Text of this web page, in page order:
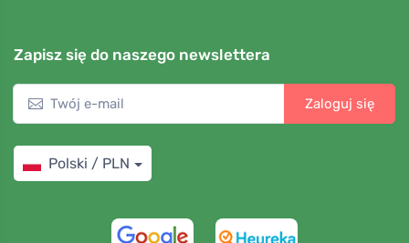
Zapisz się do naszego newslettera
Zaloguj się
Polski / PLN